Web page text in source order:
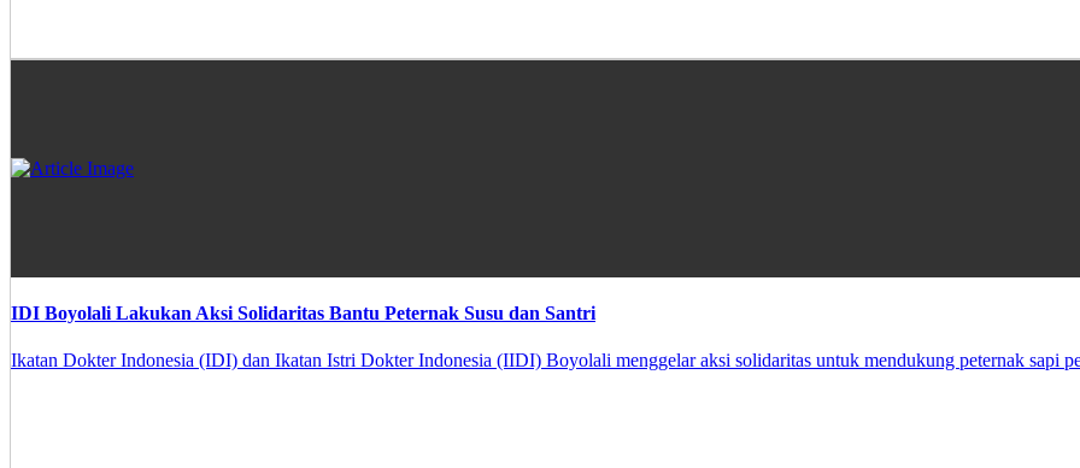
IDI Boyolali Lakukan Aksi Solidaritas Bantu Peternak Susu dan Santri
Ikatan Dokter Indonesia (IDI) dan Ikatan Istri Dokter Indonesia (IIDI) Boyolali menggelar aksi solidaritas untuk mendukung peternak sapi